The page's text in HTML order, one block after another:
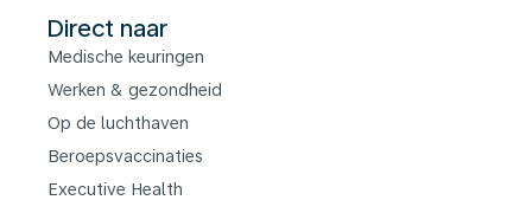
Direct naar
Medische keuringen
Werken & gezondheid
Op de luchthaven
Beroepsvaccinaties
Executive Health